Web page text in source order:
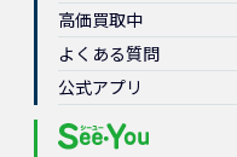
高価買取中
よくある質問
公式アプリ